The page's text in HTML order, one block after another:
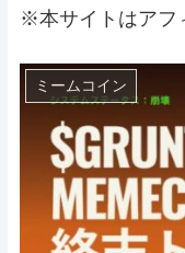
※本サイトはアフ
ミームコイン